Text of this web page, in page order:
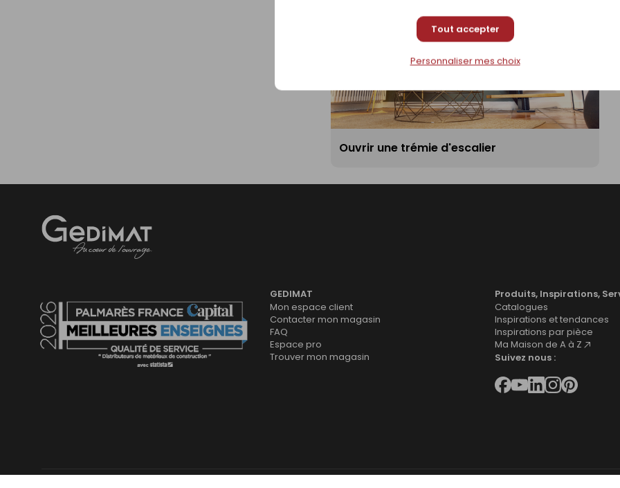
Tout accepter
Personnaliser mes choix
Ouvrir une trémie d'escalier
GEDIMAT
Mon espace client
Contacter mon magasin
FAQ
Espace pro
Trouver mon magasin
Produits, Inspirations,
Catalogues
Inspirations et tendances
Inspirations par pièce
Ma Maison de A à Z
Suivez nous :